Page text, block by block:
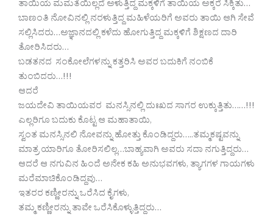
ತಾಯಿಯ ಮಮತೆಯಿಲ್ಲದೆ ಅಳುತ್ತಿದ್ದ ಮಕ್ಕಳಿಗೆ ತಾಯಿಯ ಅಕ್ಕರೆ ಸಿಕ್ಕಿತು…
ಬಾಣಂತಿ ನೋವಿನಲ್ಲಿ ನರಳುತ್ತಿದ್ದ ಮಹಿಳೆಯರಿಗೆ ಅವರು ತಾಯಿ ಆಗಿ ಸೇವೆ
ಸಲ್ಲಿಸಿದರು…ಅಜ್ಞಾನದಲ್ಲಿ ಕಳೆದು ಹೋಗುತ್ತಿದ್ದ ಮಕ್ಕಳಿಗೆ ಶಿಕ್ಷಣದ ದಾರಿ
ತೋರಿಸಿದರು…
ಬಡತನದ ಸಂಕೋಲೆಗಳನ್ನು ಕತ್ತರಿಸಿ ಅವರ ಬದುಕಿಗೆ ನಂಬಿಕೆ
ತುಂಬಿದರು…!!!
ಆದರೆ
ಜಯದೇವಿ ತಾಯಿಯವರ ಮನಸ್ಸಿನಲ್ಲಿ ದುಃಖದ ಸಾಗರ ಉಕ್ಕುತ್ತಿತು……!!!
ಎಲ್ಲರಿಗೂ ಬದುಕು ಕೊಟ್ಟ ಆ ಮಹಾತಾಯಿ,
ಸ್ವಂತ ಮನಸ್ಸಿನಲಿ ನೋವನ್ನು ಹೋತ್ತು ಕೊಂಡಿದ್ದರು…..ತಮ್ಮಕಷ್ಟವನ್ನು
ಮಾತ್ರ ಯಾರಿಗೂ ತೋರಿಸಲಿಲ್ಲ…ಬಾಹ್ಯವಾಗಿ ಅವರು ಸದಾ ನಗುತ್ತಿದ್ದರು…
ಆದರೆ ಆ ನಗುವಿನ ಹಿಂದೆ ಅನೇಕ ಕಹಿ ಅನುಭವಗಳು, ತ್ಯಾಗಗಳ ಗಾಯಗಳು
ಮರೆಮಾಚಿಕೊಂಡಿದ್ದವು…
ಇತರರ ಕಣ್ಣೀರನ್ನು ಒರೆಸಿದ ಕೈಗಳು,
ತಮ್ಮ ಕಣ್ಣೀರನ್ನು ತಾವೇ ಒರೆಸಿಕೊಳ್ಳುತ್ತಿದ್ದರು…